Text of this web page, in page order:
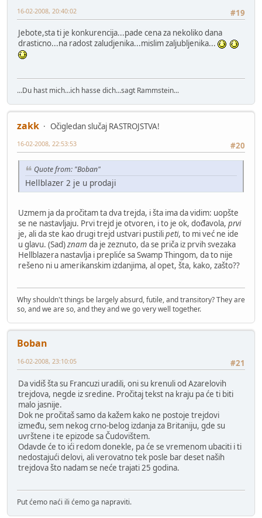
#19
16-02-2008, 20:40:02
Jebote,sta ti je konkurencija...pade cena za nekoliko dana
drasticno...na radost zaludjenika...mislim zaljubljenika...
...Du hast mich...ich hasse dich...sagt Rammstein...
zakk
Očigledan slučaj RASTROJSTVA!
#20
16-02-2008, 22:53:53
Quote from: "Boban"
Hellblazer 2 je u prodaji
Uzmem ja da pročitam ta dva trejda, i šta ima da vidim: uopšte
se ne nastavljaju. Prvi trejd je otvoren, i to je ok, dođavola, prvi
je, ali da ste kao drugi trejd ustvari pustilipeti, to mi već ne ide
u glavu. (Sad)znam da je zeznuto, da se priča iz prvih svezaka
Hellblazera nastavlja i prepliće sa Swamp Thingom, da to nije
rešeno ni u amerikanskim izdanjima, al opet, šta, kako, zašto??
Why shouldn't things be largely absurd, futile, and transitory? They are
so, and we are so, and they and we go very well together.
Boban
#21
16-02-2008, 23:10:05
Da vidiš šta su Francuzi uradili, oni su krenuli od Azarelovih
trejdova, negde iz sredine. Pročitaj tekst na kraju pa će ti biti
malo jasnije.
Dok ne pročitaš samo da kažem kako ne postoje trejdovi
između, sem nekog crno-belog izdanja za Britaniju, gde su
uvrštene i te epizode sa Čudovištem.
Odavde će to ići redom donekle, pa će se vremenom ubaciti i ti
nedostajući delovi, ali verovatno tek posle bar deset naših
trejdova što nadam se neće trajati 25 godina.
Put ćemo naći ili ćemo ga napraviti.